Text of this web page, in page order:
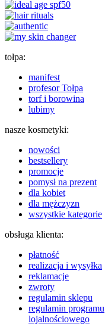
tołpa:
manifest
profesor Tołpa
torf i borowina
lubimy
nasze kosmetyki:
nowości
bestsellery
promocje
pomysł na prezent
dla kobiet
dla mężczyzn
wszystkie kategorie
obsługa klienta:
płatność
realizacja i wysyłka
reklamacje
zwroty
regulamin sklepu
regulamin programu
lojalnościowego